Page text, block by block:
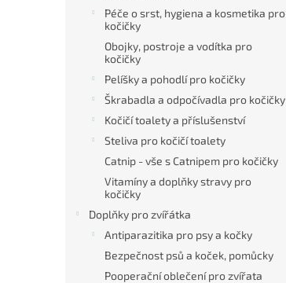
Péče o srst, hygiena a kosmetika pro
kočičky
Obojky, postroje a vodítka pro
kočičky
Pelíšky a pohodlí pro kočičky
Škrabadla a odpočívadla pro kočičky
Kočičí toalety a příslušenství
Steliva pro kočičí toalety
Catnip - vše s Catnipem pro kočičky
Vitamíny a doplňky stravy pro
kočičky
Doplňky pro zvířátka
Antiparazitika pro psy a kočky
Bezpečnost psů a koček, pomůcky
Pooperační oblečení pro zvířata